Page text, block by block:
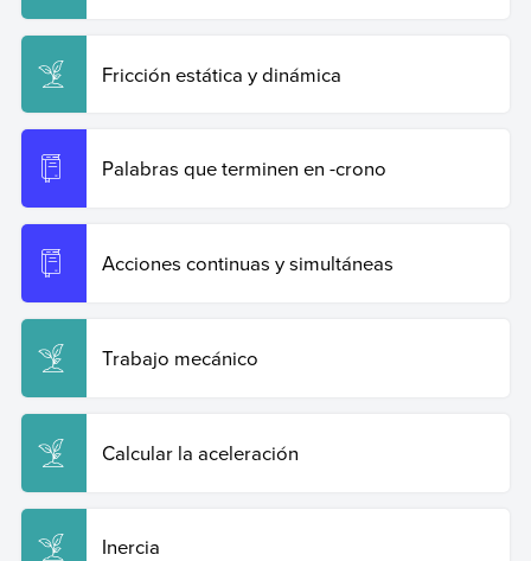
Fricción estática y dinámica
Palabras que terminen en -crono
Acciones continuas y simultáneas
Trabajo mecánico
Calcular la aceleración
Inercia